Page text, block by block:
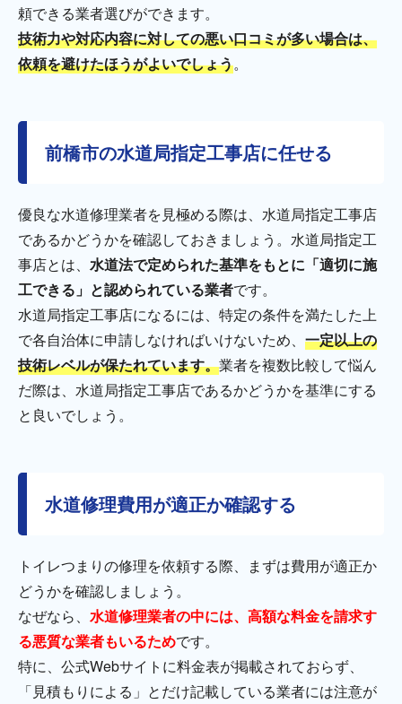
頼できる業者選びができます。
技術力や対応内容に対しての悪い口コミが多い場合は、
依頼を避けたほうがよいでしょう。
前橋市の水道局指定工事店に任せる
優良な水道修理業者を見極める際は、水道局指定工事店
であるかどうかを確認しておきましょう。水道局指定工
事店とは、 水道法で定められた基準をもとに「適切に施
工できる」と認められている業者です。
水道局指定工事店になるには、特定の条件を満たした上
で各自治体に申請しなければいけないため、 一定以上の
技術レベルが保たれています。業者を複数比較して悩ん
だ際は、水道局指定工事店であるかどうかを基準にする
と良いでしょう。
水道修理費用が適正か確認する
トイレつまりの修理を依頼する際、まずは費用が適正か
どうかを確認しましょう。
なぜなら、 水道修理業者の中には、高額な料金を請求す
る悪質な業者もいるためです。
特に、公式Webサイトに料金表が掲載されておらず、
「見積もりによる」とだけ記載している業者には注意が